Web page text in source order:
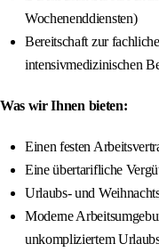
Wochenenddiensten)
Bereitschaft zur
intensivmedizinischen
Was wir Ihnen bieten:
Einen festen
Eine übertarifliche
Urlaubs- und
Moderne
unkompliziertem